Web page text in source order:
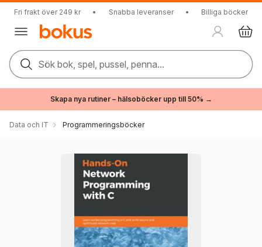
Fri frakt över 249 kr • Snabba leveranser • Billiga böcker
Sök bok, spel, pussel, penna...
Skapa nya rutiner – hälsoböcker upp till 50% →
Data och IT Programmeringsböcker